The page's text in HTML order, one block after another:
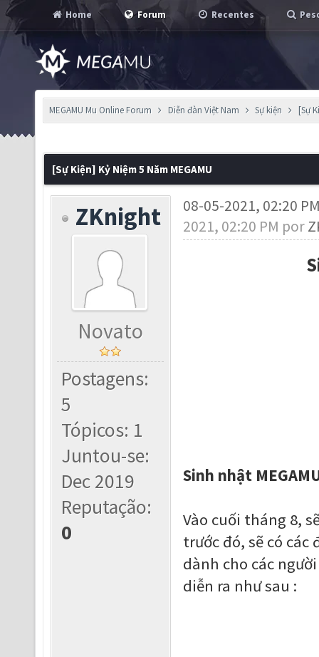
Home Forum Recentes
MEGAMU Mu Online Forum Diễn đàn Việt Nam Sự kiện [Sự
[Sự Kiện] Kỷ Niệm 5 Năm MEGAMU
ZKnight
Novato
Postagens:
5
Tópicos: 1
Juntou-se:
Dec 2019
Reputação:
0
08-05-2021, 02:20
2021, 02:20 PM por
Sinh nhật
Vào cuối tháng 8,
trước đó, sẽ có
dành cho các
diễn ra như sau :